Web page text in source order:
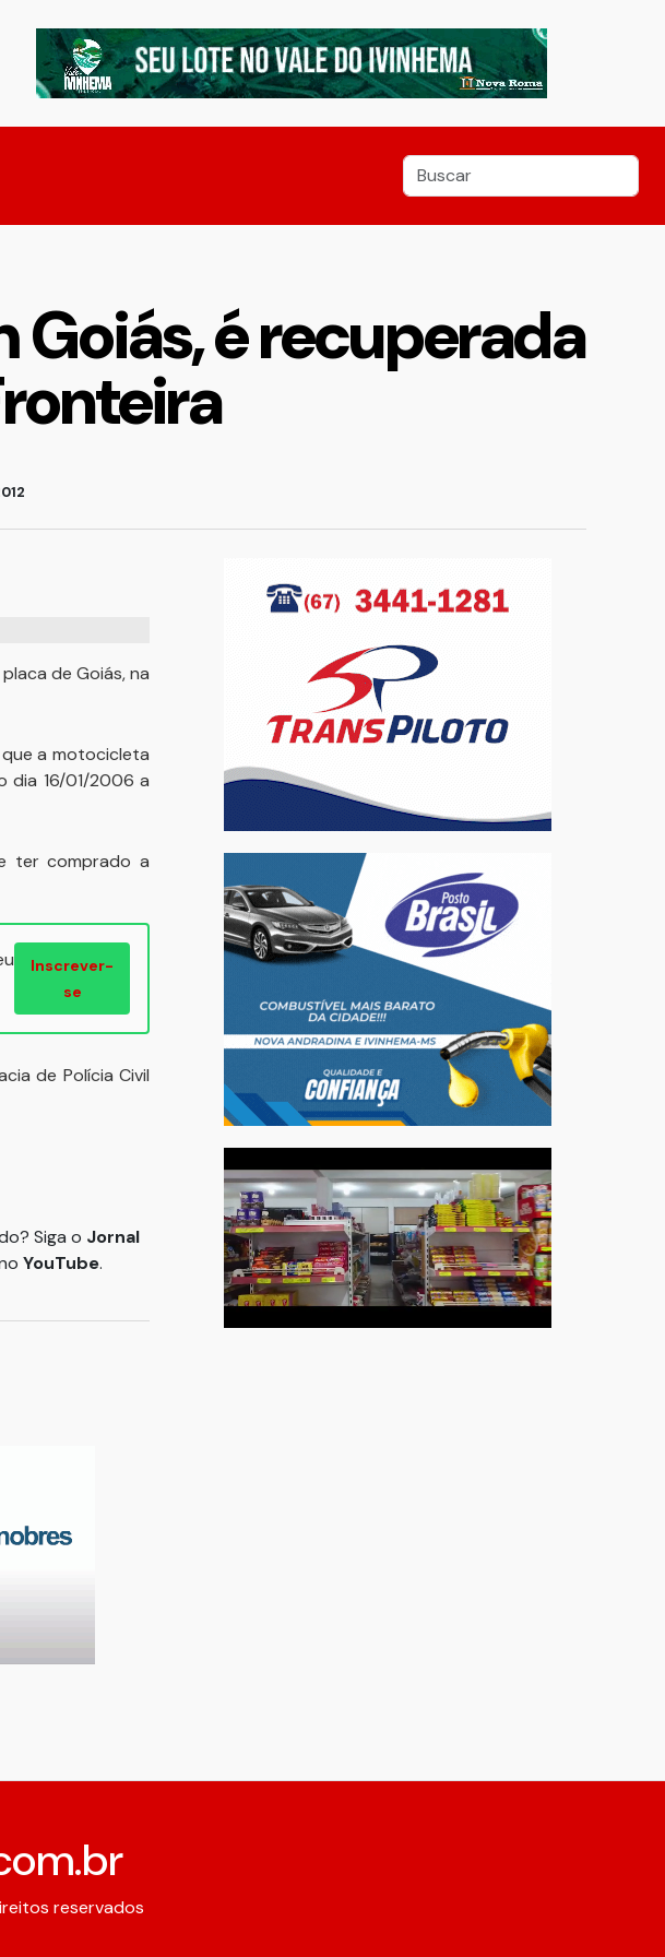
é recuperada
de Goiás, na
que a motocicleta
dia 16/01/2006 a
ter comprado a
Inscrever-
se
de Polícia Civil
Siga o Jornal
YouTube.
reservados